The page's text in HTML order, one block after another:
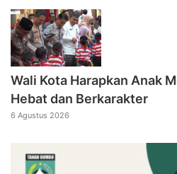
Wali Kota Harapkan Anak
Hebat dan Berkarakter
6 Agustus 2026